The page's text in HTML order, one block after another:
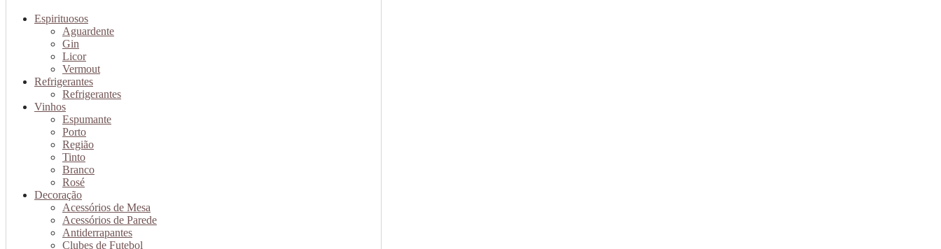
Espirituosos
Aguardente
Gin
Licor
Vermout
Refrigerantes
Refrigerantes
Vinhos
Espumante
Porto
Região
Tinto
Branco
Rosé
Decoração
Acessórios de Mesa
Acessórios de Parede
Antiderrapantes
Clubes de Futebol